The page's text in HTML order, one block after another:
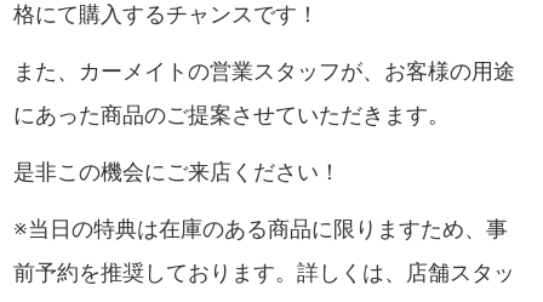
格にて購入するチャンスです！
また、カーメイトの営業スタッフが、お客様の用途
にあった商品のご提案させていただきます。
是非この機会にご来店ください！
※当日の特典は在庫のある商品に限りますため、事
前予約を推奨しております。詳しくは、店舗スタッ